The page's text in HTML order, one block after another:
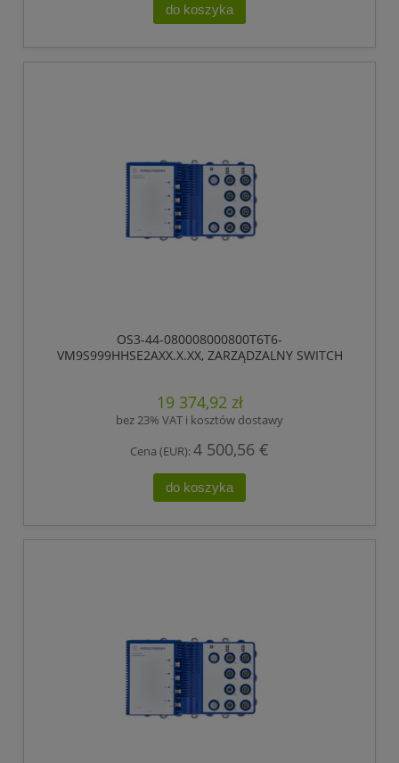
do koszyka
OS3-44-080008000800T6T6-
VM9S999HHSE2AXX.X.XX, ZARZĄDZALNY SWITCH
ZGODNY Z IEEE 802.3AT (ZASILANIE WBUDOWANE
POE +), ELEKTRYCZNE PORTY UPLINK GIGABIT
19 374,92 zł
bez 23% VAT i kosztów dostawy
Cena (EUR):4 500,56 €
do koszyka